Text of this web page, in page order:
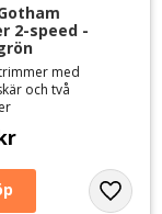
2-speed -
med
och två
Lägg